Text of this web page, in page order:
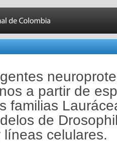
a partir de
familias
de
celulares.